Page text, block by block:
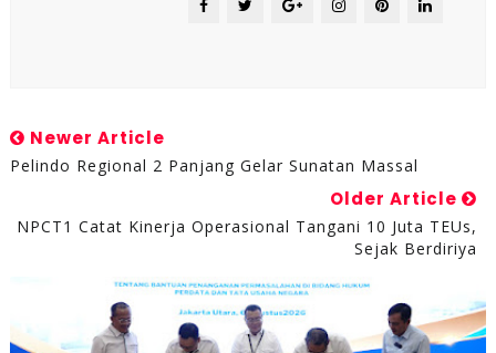
Newer Article
Pelindo Regional 2 Panjang Gelar Sunatan Massal
Older Article
NPCT1 Catat Kinerja Operasional Tangani 10 Juta TEUs,
Sejak Berdiriya